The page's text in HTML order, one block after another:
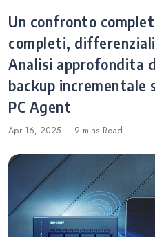
Un confronto
completi,
Analisi approfondita
backup incrementale
PC Agent
Apr 16, 2025 9 mins Read